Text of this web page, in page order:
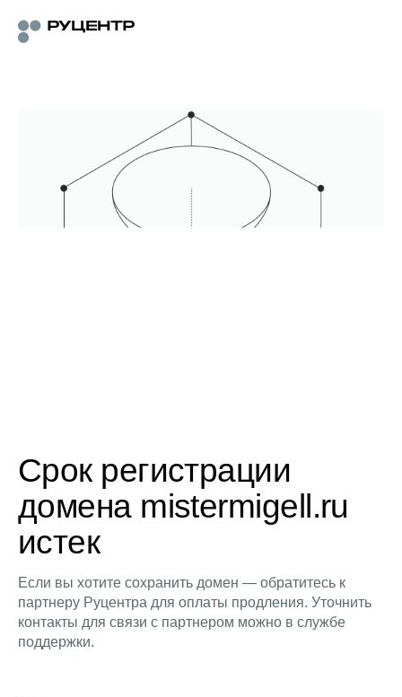
Срок регистрации
домена mistermigell.ru
истек
Если вы хотите сохранить домен — обратитесь к
партнеру Руцентра для оплаты продления. Уточнить
контакты для связи с партнером можно в службе
поддержки.